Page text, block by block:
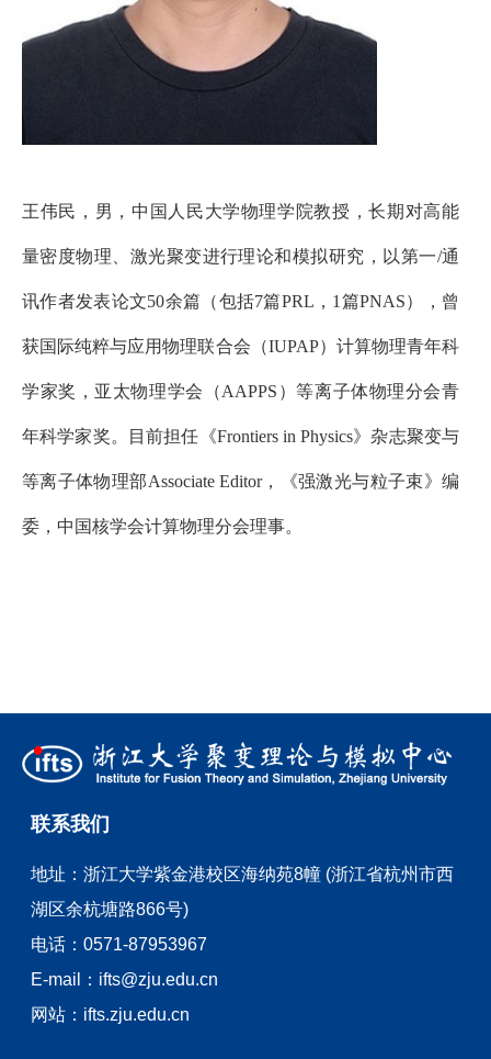
王伟民，男，中国人民大学物理学院教授，长期对高能
量密度物理、激光聚变进行理论和模拟研究，以第一/通
讯作者发表论文50余篇（包括7篇PRL，1篇PNAS），曾
获国际纯粹与应用物理联合会（IUPAP）计算物理青年科
学家奖，亚太物理学会（AAPPS）等离子体物理分会青
年科学家奖。目前担任《Frontiers in Physics》杂志聚变与
等离子体物理部Associate Editor，《强激光与粒子束》编
委，中国核学会计算物理分会理事。
联系我们
地址：浙江大学紫金港校区海纳苑8幢 (浙江省杭州市西
湖区余杭塘路866号)
电话：0571-87953967
E-mail： ifts@zju.edu.cn
网站： ifts.zju.edu.cn